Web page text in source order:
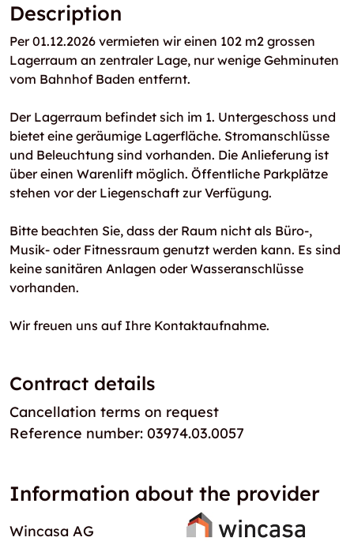
Description
Per 01.12.2026 vermieten wir einen 102 m2 grossen
Lagerraum an zentraler Lage, nur wenige Gehminuten
vom Bahnhof Baden entfernt.
Der Lagerraum befindet sich im 1. Untergeschoss und
bietet eine geräumige Lagerfläche. Stromanschlüsse
und Beleuchtung sind vorhanden. Die Anlieferung ist
über einen Warenlift möglich. Öffentliche Parkplätze
stehen vor der Liegenschaft zur Verfügung.
Bitte beachten Sie, dass der Raum nicht als Büro-,
Musik- oder Fitnessraum genutzt werden kann. Es sind
keine sanitären Anlagen oder Wasseranschlüsse
vorhanden.
Wir freuen uns auf Ihre Kontaktaufnahme.
Contract details
Cancellation terms on request
Reference number: 03974.03.0057
Information about the provider
Wincasa AG